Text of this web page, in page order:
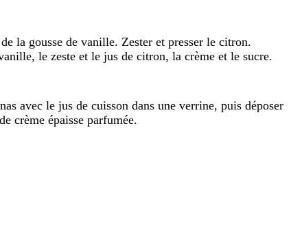
la gousse de vanille. Zester et presser le citron.
le zeste et le jus de citron, la crème et le sucre.
avec le jus de cuisson dans une verrine, puis déposer
crème épaisse parfumée.